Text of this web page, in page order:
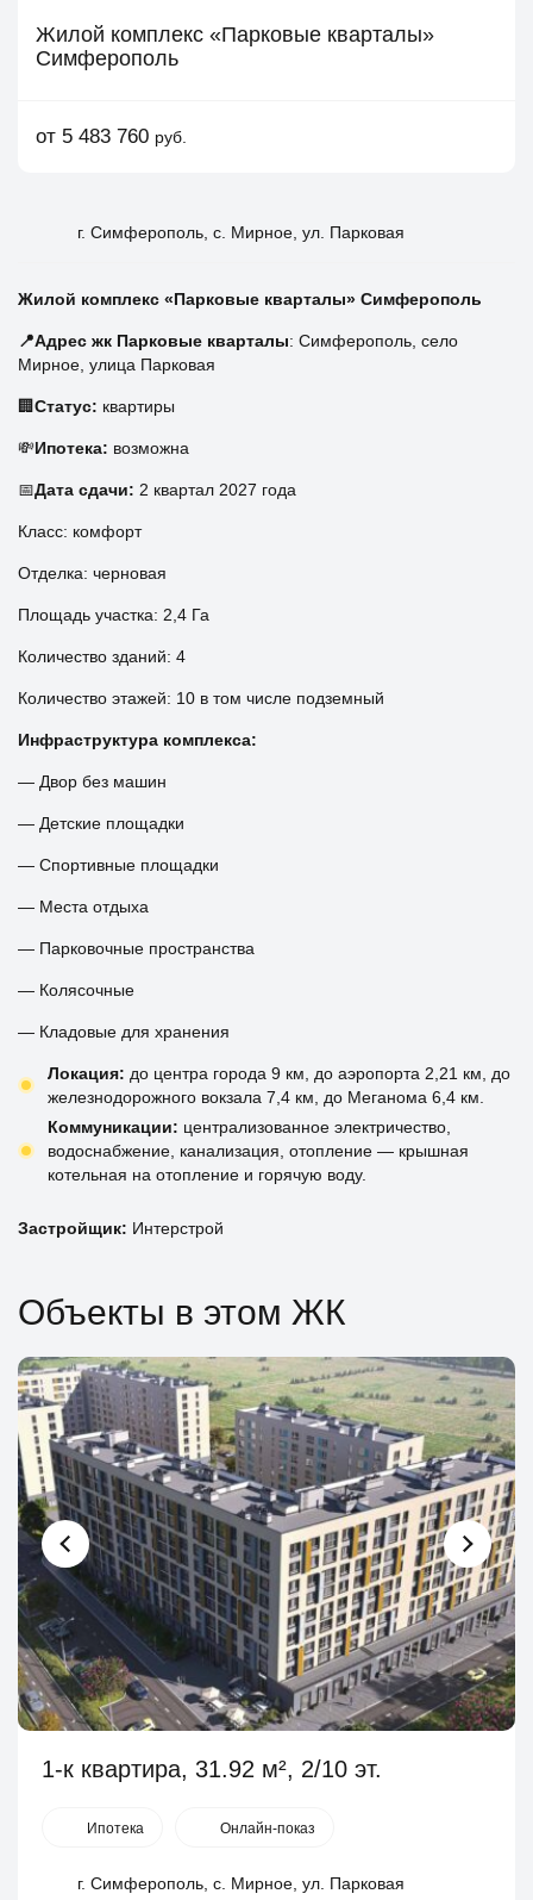
Жилой комплекс «Парковые кварталы»
Симферополь
от 5 483 760 руб.
г. Симферополь, с. Мирное, ул. Парковая
Жилой комплекс «Парковые кварталы» Симферополь
📍Адрес жк Парковые кварталы: Симферополь, село
Мирное, улица Парковая
🏢Статус: квартиры
💸Ипотека: возможна
📅Дата сдачи: 2 квартал 2027 года
Класс: комфорт
Отделка: черновая
Площадь участка: 2,4 Га
Количество зданий: 4
Количество этажей: 10 в том числе подземный
Инфраструктура комплекса:
— Двор без машин
— Детские площадки
— Спортивные площадки
— Места отдыха
— Парковочные пространства
— Колясочные
— Кладовые для хранения
Локация: до центра города 9 км, до аэропорта 2,21 км, до
железнодорожного вокзала 7,4 км, до Меганома 6,4 км.
Коммуникации: централизованное электричество,
водоснабжение, канализация, отопление — крышная
котельная на отопление и горячую воду.
Застройщик: Интерстрой
Объекты в этом ЖК
1-к квартира, 31.92 м², 2/10 эт.
Ипотека Онлайн-показ
г. Симферополь, с. Мирное, ул. Парковая